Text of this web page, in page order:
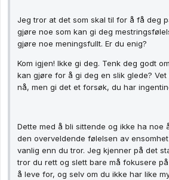
Jeg tror at det som skal til for å få deg
gjøre noe som kan gi deg
gjøre noe meningsfullt. Er du enig?
Kom igjen! Ikke gi deg. Tenk deg godt
kan gjøre for å gi deg en slik glede?
nå, men gi det et forsøk, du har
Dette med å bli sittende og ikke ha noe
den overveldende følelsen av
vanlig enn du tror. Jeg kjenner på det
tror du rett og slett bare må fokusere
å leve for, og selv om du ikke har like